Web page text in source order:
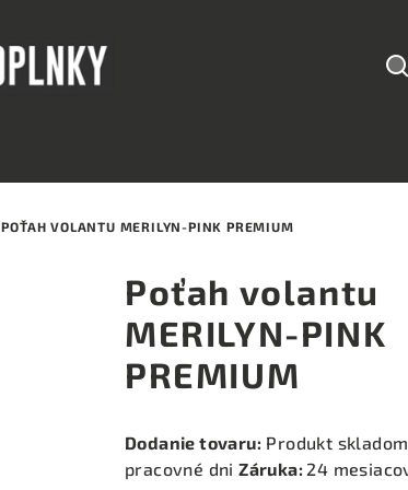
POŤAH VOLANTU MERILYN-PINK PREMIUM
Poťah volantu
MERILYN-PINK
PREMIUM
Dodanie tovaru: Produkt
pracovné dniZáruka: 24